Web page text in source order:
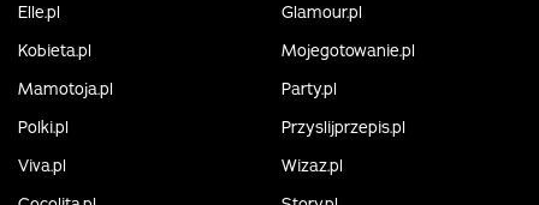
Elle.pl
Glamour.pl
Kobieta.pl
Mojegotowanie.pl
Mamotoja.pl
Party.pl
Polki.pl
Przyslijprzepis.pl
Viva.pl
Wizaz.pl